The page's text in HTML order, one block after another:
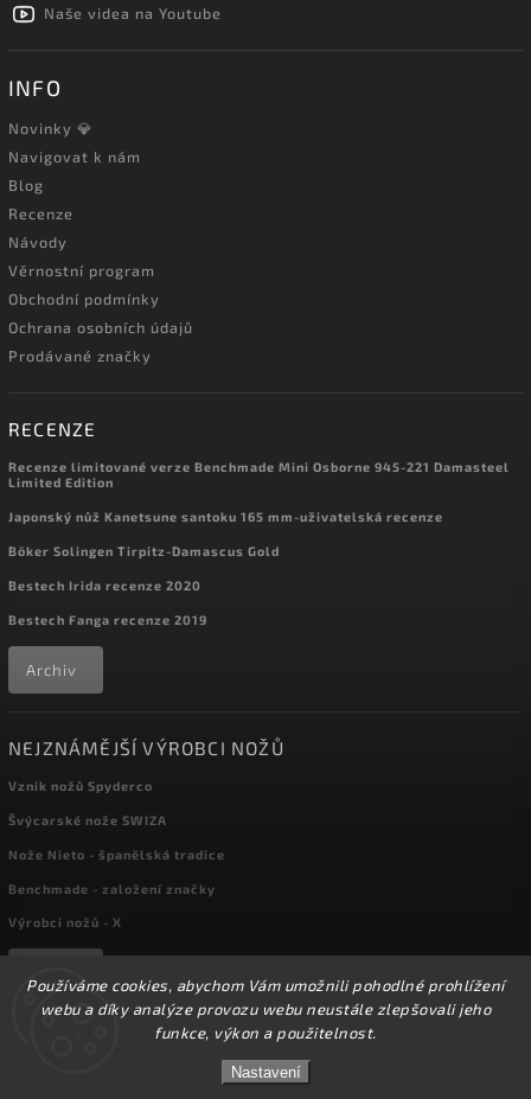
Používáme cookies, abychom Vám umožnili pohodlné prohlížení
webu a díky analýze provozu webu neustále zlepšovali jeho
funkce, výkon a použitelnost.
Nastavení
☀️Ve dnech 3-14.8 2026 máme zavřeno z důvodu
DOVOLENÉ. Eshop zůstává v provozu, objednávky
budeme zpracovávat v pondělí 17.8.2026. Děkujeme za
Naše videa na Youtube
INFO
Novinky 💎
Navigovat k nám
Blog
Recenze
Návody
Věrnostní program
Obchodní podmínky
Ochrana osobních údajů
Prodávané značky
RECENZE
Recenze limitované verze Benchmade Mini Osborne 945-221 Damasteel
Limited Edition
Japonský nůž Kanetsune santoku 165 mm-uživatelská recenze
Böker Solingen Tirpitz-Damascus Gold
Bestech Irida recenze 2020
Bestech Fanga recenze 2019
Archiv
NEJZNÁMĚJŠÍ VÝROBCI NOŽŮ
Vznik nožů Spyderco
Švýcarské nože SWIZA
Nože Nieto - španělská tradice
Benchmade - založení značky
Výrobci nožů - X
Upravit nastavení cookies